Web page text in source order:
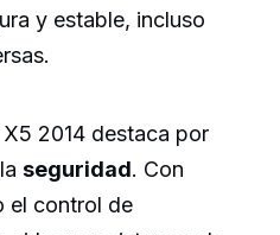
y estable, incluso
2014 destaca por
seguridad. Con
el control de